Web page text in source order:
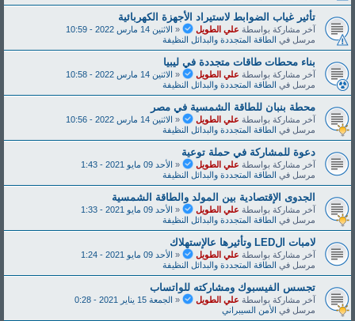
تأثير غياب الضوابط لاستيراد الأجهزة الكهربائية
آخر مشاركة بواسطة علي الطويل « الاثنين 14 مارس 2022 - 10:59
مرسل في الطاقة المتجددة والبدائل النظيفة
بناء محطات طاقات متجددة في ليبيا
آخر مشاركة بواسطة علي الطويل « الاثنين 14 مارس 2022 - 10:58
مرسل في الطاقة المتجددة والبدائل النظيفة
محطة بنبان للطاقة الشمسية في مصر
آخر مشاركة بواسطة علي الطويل « الاثنين 14 مارس 2022 - 10:56
مرسل في الطاقة المتجددة والبدائل النظيفة
دعوة للمشاركة في حملة توعية
آخر مشاركة بواسطة علي الطويل « الأحد 09 مايو 2021 - 1:43
مرسل في الطاقة المتجددة والبدائل النظيفة
الجدوى الإقتصادية بين المولد والطاقة الشمسية
آخر مشاركة بواسطة علي الطويل « الأحد 09 مايو 2021 - 1:33
مرسل في الطاقة المتجددة والبدائل النظيفة
لامبات الLED وتأثيرها عالإستهلاك
آخر مشاركة بواسطة علي الطويل « الأحد 09 مايو 2021 - 1:24
مرسل في الطاقة المتجددة والبدائل النظيفة
تجسس الفيسبوك ومشاركته للواتساب
آخر مشاركة بواسطة علي الطويل « الجمعة 15 يناير 2021 - 0:28
مرسل في الأمن السيبراني